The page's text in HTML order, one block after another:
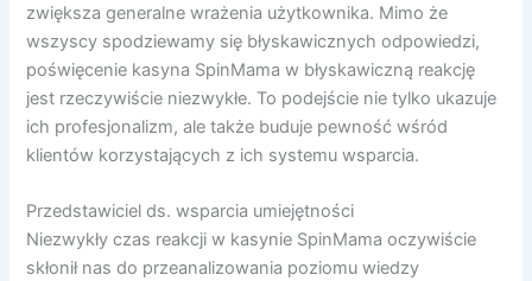
zwiększa generalne wrażenia użytkownika. Mimo że
wszyscy spodziewamy się błyskawicznych odpowiedzi,
poświęcenie kasyna SpinMama w błyskawiczną reakcję
jest rzeczywiście niezwykłe. To podejście nie tylko ukazuje
ich profesjonalizm, ale także buduje pewność wśród
klientów korzystających z ich systemu wsparcia.
Przedstawiciel ds. wsparcia umiejętności
Niezwykły czas reakcji w kasynie SpinMama oczywiście
skłonił nas do przeanalizowania poziomu wiedzy